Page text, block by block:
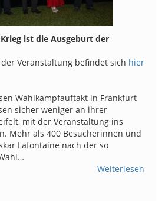
ist die Ausgeburt der
Veranstaltung befindet sich hier
Wahlkampfauftakt in Frankfurt
sicher weniger an ihrer
mit der Veranstaltung ins
Mehr als 400 Besucherinnen und
Lafontaine nach der so
Weiterlesen